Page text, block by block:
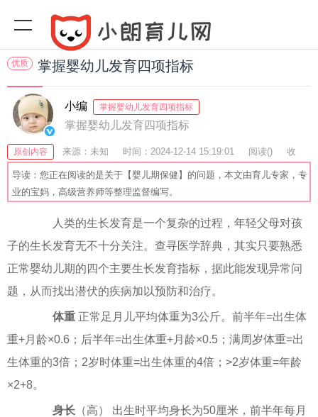
优质 掌握婴幼儿发育四项指标
小编 掌握婴幼儿发育四项指标
掌握婴幼儿发育四项指标
原创内容 来源：未知 时间：2024-12-14 15:19:01 阅读() 收
藏：38 分享：71 爆
导读：您正在阅读的是关于【婴儿期保健】的问题，本文由育儿专家，专
业的宝妈，高级营养师等整理监督编写。
人类的生长发育是一个复杂的过程，年轻父母对孩
子的生长发育无不十分关注。查寻医学辞典，其实只要熟悉
正常婴幼儿期的四个主要生长发育指标，据此能发现异常问
题，从而找出潜伏的疾病加以预防和治疗。
体重 正常足月儿平均体重为3公斤。前半年=出生体
重+月龄×0.6；后半年=出生体重+月龄×0.5；满周岁体重=出
生体重的3倍；2岁时体重=出生体重的4倍；>2岁体重=年龄
×2+8。
身长 （高） 出生时平均身长为50厘米，前半年每月